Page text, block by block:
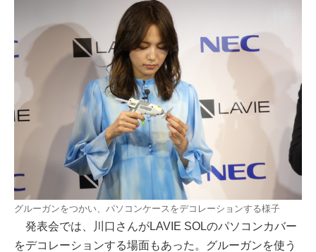
グルーガンをつかい、パソコンケースをデコレーションする様子
発表会では、川口さんがLAVIE SOLのパソコンカバー
をデコレーションする場面もあった。グルーガンを使う